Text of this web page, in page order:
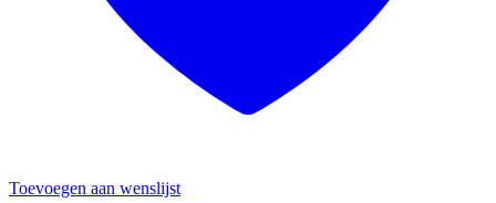
Toevoegen aan wenslijst